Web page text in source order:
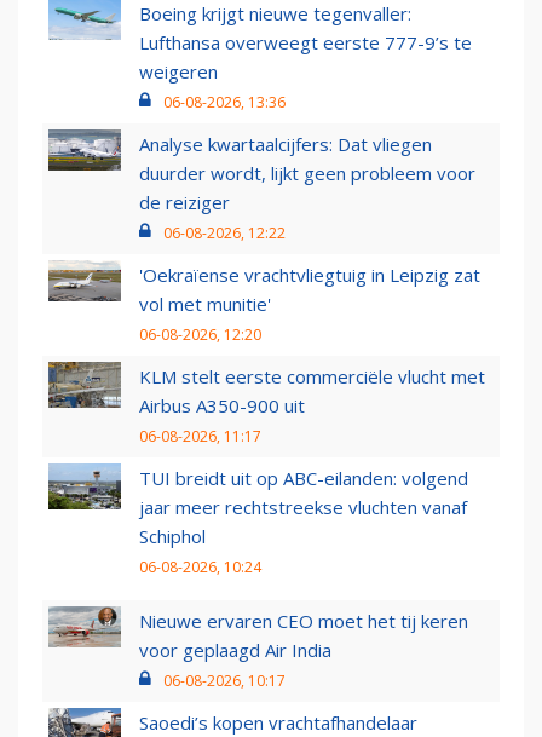
Boeing krijgt nieuwe tegenvaller:
Lufthansa overweegt eerste 777-9’s te
weigeren
06-08-2026, 13:36
Analyse kwartaalcijfers: Dat vliegen
duurder wordt, lijkt geen probleem voor
de reiziger
06-08-2026, 12:22
'Oekraïense vrachtvliegtuig in Leipzig zat
vol met munitie'
06-08-2026, 12:20
KLM stelt eerste commerciële vlucht met
Airbus A350-900 uit
06-08-2026, 11:17
TUI breidt uit op ABC-eilanden: volgend
jaar meer rechtstreekse vluchten vanaf
Schiphol
06-08-2026, 10:24
Nieuwe ervaren CEO moet het tij keren
voor geplaagd Air India
06-08-2026, 10:17
Saoedi’s kopen vrachtafhandelaar